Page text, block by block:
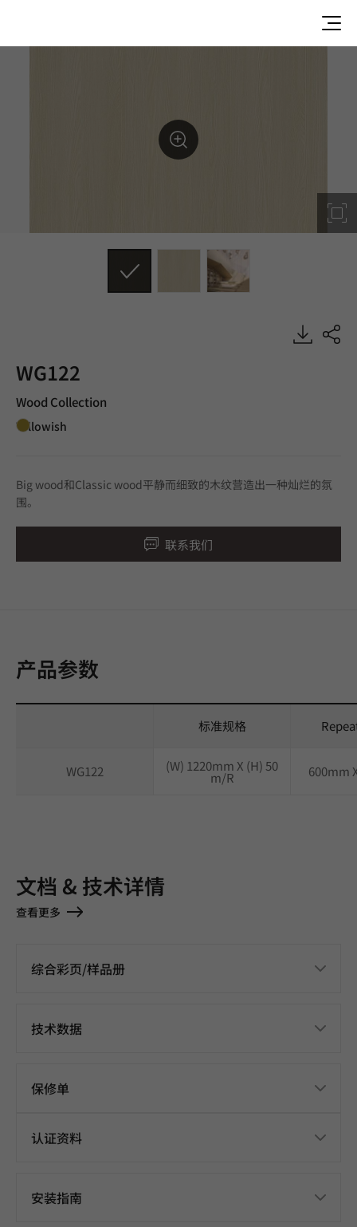
WG122
Wood Collection
Yellowish
Big wood和Classic wood平静而细致的木纹营造出一种灿烂的氛
围。
联系我们
产品参数
标准规格
WG122 (W) 1220mm X (H) 50
m/R 600mm
文档 & 技术详情
查看更多
综合彩页/样品册
技术数据
保修单
认证资料
安装指南